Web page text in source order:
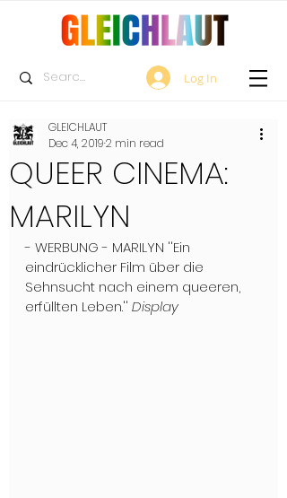
Log In
QUEER CINEMA:
MARILYN
GLEICHLAUT
Dec 4, 20192 min read
- WERBUNG - MARILYN ''Ein
eindrücklicher Film über die
Sehnsucht nach einem queeren,
erfüllten Leben.'' Display